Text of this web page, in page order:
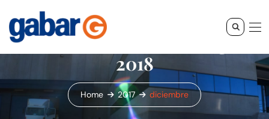
Feria del Mueble de Zaragoza
2018
Home 2017 diciembre